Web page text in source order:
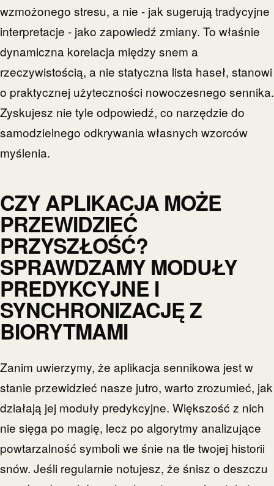
wzmożonego stresu, a nie - jak sugerują tradycyjne
interpretacje - jako zapowiedź zmiany. To właśnie
dynamiczna korelacja między snem a
rzeczywistością, a nie statyczna lista haseł, stanowi
o praktycznej użyteczności nowoczesnego sennika.
Zyskujesz nie tyle odpowiedź, co narzędzie do
samodzielnego odkrywania własnych wzorców
myślenia.
CZY APLIKACJA MOŻE
PRZEWIDZIEĆ
PRZYSZŁOŚĆ?
SPRAWDZAMY MODUŁY
PREDYKCYJNE I
SYNCHRONIZACJĘ Z
BIORYTMAMI
Zanim uwierzymy, że aplikacja sennikowa jest w
stanie przewidzieć nasze jutro, warto zrozumieć, jak
działają jej moduły predykcyjne. Większość z nich
nie sięga po magię, lecz po algorytmy analizujące
powtarzalność symboli we śnie na tle twojej historii
snów. Jeśli regularnie notujesz, że śnisz o deszczu